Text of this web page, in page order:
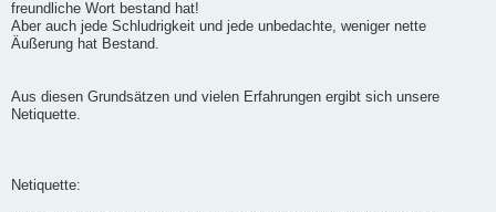
freundliche Wort bestand hat!
Aber auch jede Schludrigkeit und jede unbedachte, weniger nette
Äußerung hat Bestand.
Aus diesen Grundsätzen und vielen Erfahrungen ergibt sich unsere
Netiquette.
Netiquette: